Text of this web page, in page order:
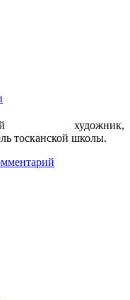
художник,
тосканской школы.